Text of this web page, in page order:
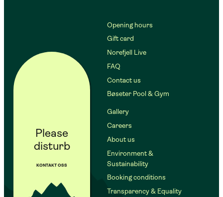
Please
disturb
KONTAKT OSS
Opening hours
Gift card
Norefjell Live
FAQ
Contact us
Bøseter Pool & Gym
Gallery
Careers
About us
Environment &
Sustainability
Booking conditions
Transparency & Equality